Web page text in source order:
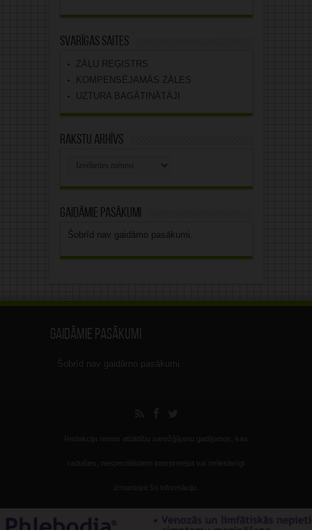
Svarīgas saites
ZĀĻU REĢISTRS
KOMPENSĒJAMĀS ZĀLES
UZTURA BAGĀTINĀTĀJI
Rakstu arhīvs
Gaidāmie pasākumi
Šobrīd nav gaidāmo pasākumi.
Gaidāmie pasākumi
Šobrīd nav gaidāmo pasākumi.
Redakcija nenes atbildību sarežģījumu gadījumos, kas